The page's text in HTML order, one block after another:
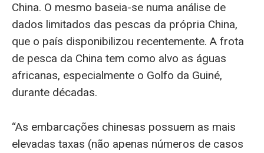
China. O mesmo baseia-se numa análise de
dados limitados das pescas da própria China,
que o país disponibilizou recentemente. A frota
de pesca da China tem como alvo as águas
africanas, especialmente o Golfo da Guiné,
durante décadas.
“As embarcações chinesas possuem as mais
elevadas taxas (não apenas números de casos